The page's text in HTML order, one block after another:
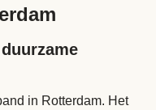
in Rotterdam. Het